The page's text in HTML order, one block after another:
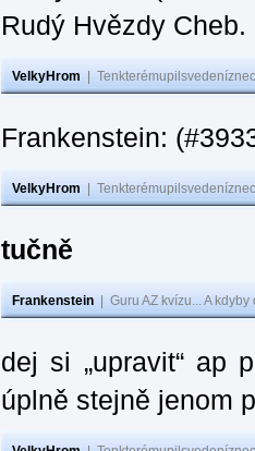
Rudý Hvězdy Cheb.
VelkyHrom
Frankenstein:
VelkyHrom
tučně
Frankenstein Guru AZ kvízu... A
dej si „upravit“ ap
úplně stejně jenom